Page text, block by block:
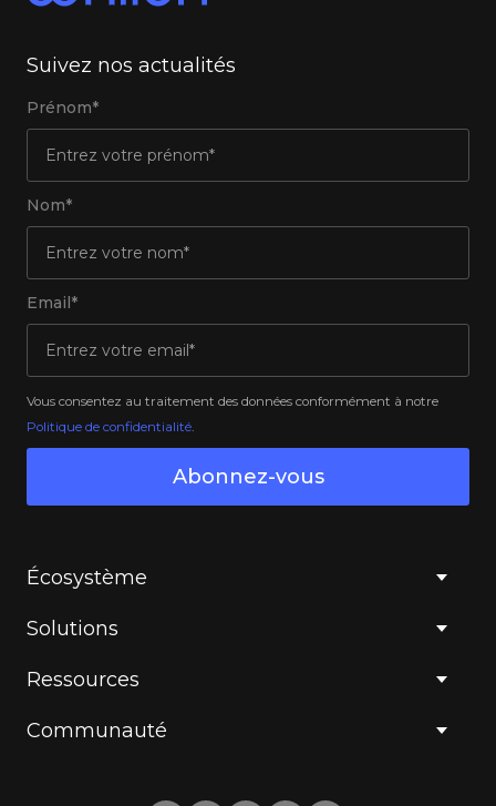
Suivez nos actualités
Prénom*
Nom*
Email*
Vous consentez au traitement des données conformément à notre
Politique de confidentialité
Abonnez-vous
Écosystème
Solutions
Ressources
Communauté